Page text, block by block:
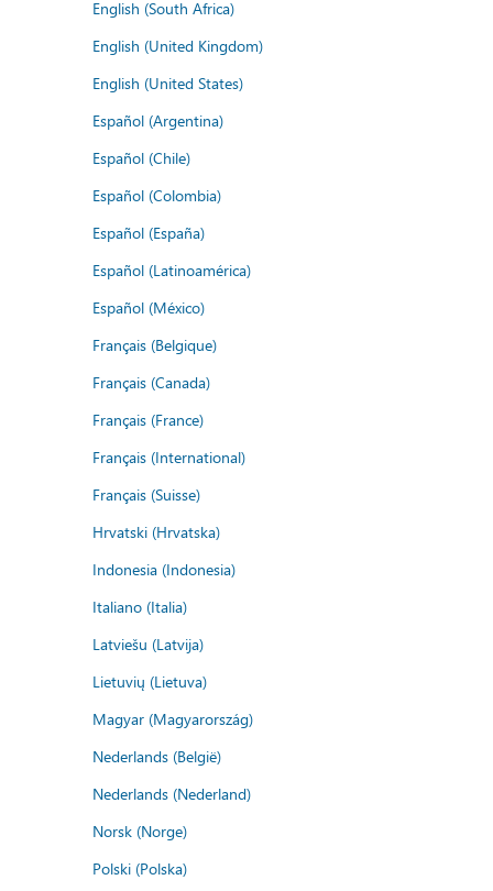
English (South Africa)
English (United Kingdom)
English (United States)
Español (Argentina)
Español (Chile)
Español (Colombia)
Español (España)
Español (Latinoamérica)
Español (México)
Français (Belgique)
Français (Canada)
Français (France)
Français (International)
Français (Suisse)
Hrvatski (Hrvatska)
Indonesia (Indonesia)
Italiano (Italia)
Latviešu (Latvija)
Lietuvių (Lietuva)
Magyar (Magyarország)
Nederlands (België)
Nederlands (Nederland)
Norsk (Norge)
Polski (Polska)